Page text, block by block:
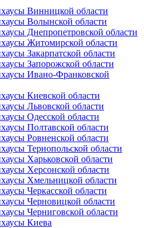
Винницкой области
Волынской области
Днепропетровской области
Житомирской области
Закарпатской области
Запорожской области
Ивано-Франковской
Киевской области
Львовской области
Одесской области
Полтавской области
Ровненской области
Тернопольской области
Харьковской области
Херсонской области
Хмельницкой области
Черкасской области
Черновицкой области
Черниговской области
Киева